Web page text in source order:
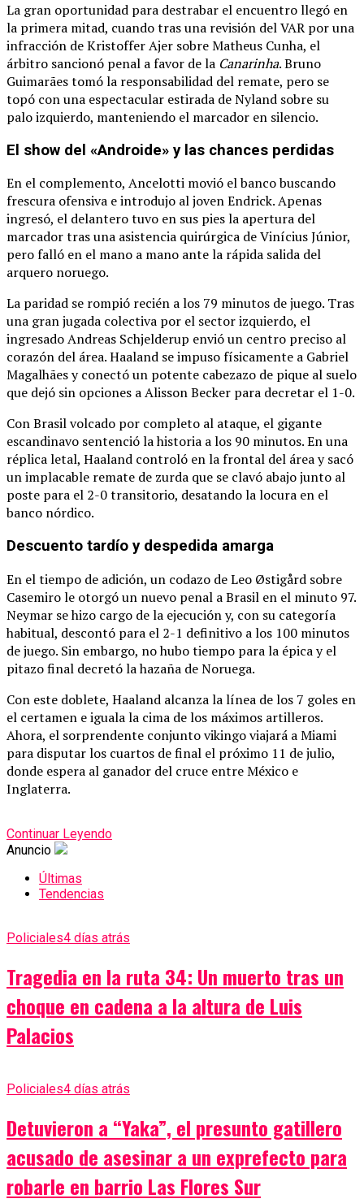
La gran oportunidad para destrabar el encuentro llegó en
la primera mitad, cuando tras una revisión del VAR por una
infracción de Kristoffer Ajer sobre Matheus Cunha, el
árbitro sancionó penal a favor de la Canarinha.Bruno
Guimarães tomó la responsabilidad del remate, pero se
topó con una espectacular estirada de Nyland sobre su
palo izquierdo, manteniendo el marcador en silencio.
El show del «Androide» y las chances perdidas
En el complemento, Ancelotti movió el banco buscando
frescura ofensiva e introdujo al joven Endrick.Apenas
ingresó, el delantero tuvo en sus pies la apertura del
marcador tras una asistencia quirúrgica de Vinícius Júnior,
pero falló en el mano a mano ante la rápida salida del
arquero noruego.
La paridad se rompió recién a los 79 minutos de juego. Tras
una gran jugada colectiva por el sector izquierdo, el
ingresado Andreas Schjelderup envió un centro preciso al
corazón del área.Haaland se impuso físicamente a Gabriel
Magalhães y conectó un potente cabezazo de pique al suelo
que dejó sin opciones a Alisson Becker para decretar el 1-0.
Con Brasil volcado por completo al ataque, el gigante
escandinavo sentenció la historia a los 90 minutos.En una
réplica letal, Haaland controló en la frontal del área y sacó
un implacable remate de zurda que se clavó abajo junto al
poste para el 2-0 transitorio, desatando la locura en el
banco nórdico.
Descuento tardío y despedida amarga
En el tiempo de adición, un codazo de Leo Østigård sobre
Casemiro le otorgó un nuevo penal a Brasil en el minuto 97.
Neymar se hizo cargo de la ejecución y, con su categoría
habitual, descontó para el 2-1 definitivo a los 100 minutos
de juego. Sin embargo, no hubo tiempo para la épica y el
pitazo final decretó la hazaña de Noruega.
Con este doblete, Haaland alcanza la línea de los 7 goles en
el certamen e iguala la cima de los máximos artilleros.
Ahora, el sorprendente conjunto vikingo viajará a Miami
para disputar los cuartos de final el próximo 11 de julio,
donde espera al ganador del cruce entre México e
Inglaterra.
Continuar Leyendo
Anuncio
Últimas
Tendencias
Policiales4 días atrás
Tragedia en la ruta 34: Un muerto tras un
choque en cadena a la altura de Luis
Palacios
Policiales4 días atrás
Detuvieron a “Yaka”, el presunto gatillero
acusado de asesinar a un exprefecto para
robarle en barrio Las Flores Sur